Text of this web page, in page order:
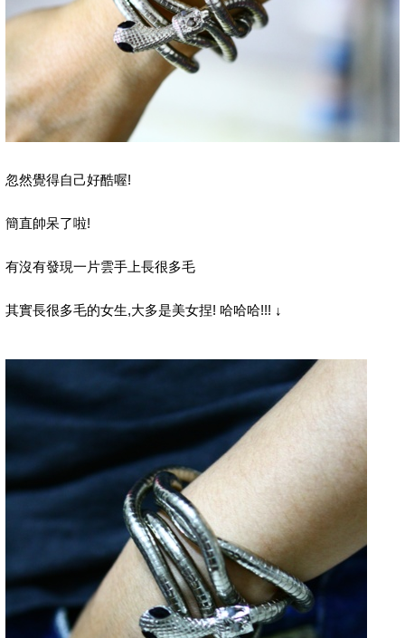
忽然覺得自己好酷喔!
簡直帥呆了啦!
有沒有發現一片雲手上長很多毛
其實長很多毛的女生,大多是美女捏! 哈哈哈!!! ↓